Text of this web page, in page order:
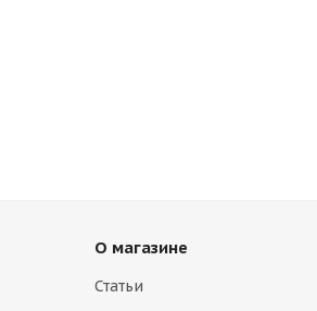
О магазине
Статьи